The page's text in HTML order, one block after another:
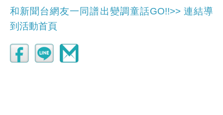
和新聞台網友一同譜出變調童話GO!!>> 連結導
到活動首頁